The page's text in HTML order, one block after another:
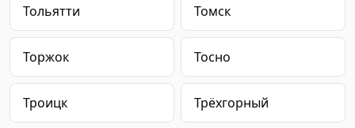
Тольятти Томск
Торжок Тосно
Троицк Трёхгорный